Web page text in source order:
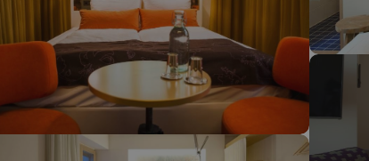
à votre recherche. Essayez de modifier la destination.
retrouvé sa boussole, il reviendra.